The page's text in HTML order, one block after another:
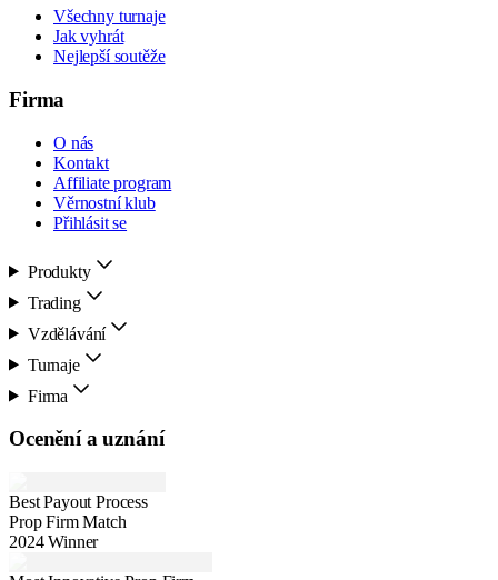
Všechny turnaje
Jak vyhrát
Nejlepší soutěže
Firma
O nás
Kontakt
Affiliate program
Věrnostní klub
Přihlásit se
Produkty
Trading
Vzdělávání
Turnaje
Firma
Ocenění a uznání
Best Payout Process
Prop Firm Match
2024 Winner